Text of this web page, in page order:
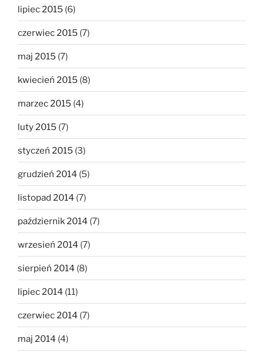
lipiec 2015 (6)
czerwiec 2015 (7)
maj 2015 (7)
kwiecień 2015 (8)
marzec 2015 (4)
luty 2015 (7)
styczeń 2015 (3)
grudzień 2014 (5)
listopad 2014 (7)
październik 2014 (7)
wrzesień 2014 (7)
sierpień 2014 (8)
lipiec 2014 (11)
czerwiec 2014 (7)
maj 2014 (4)